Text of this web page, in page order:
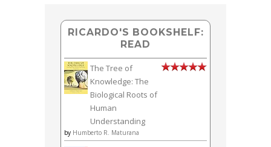
RICARDO'S BOOKSHELF:
READ
The Tree of
Knowledge: The
Biological Roots of
Human
Understanding
by Humberto R. Maturana